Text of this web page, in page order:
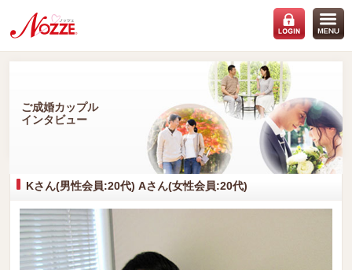
ご成婚カップル
インタビュー
Kさん(男性会員:20代) Aさん(女性会員:20代)